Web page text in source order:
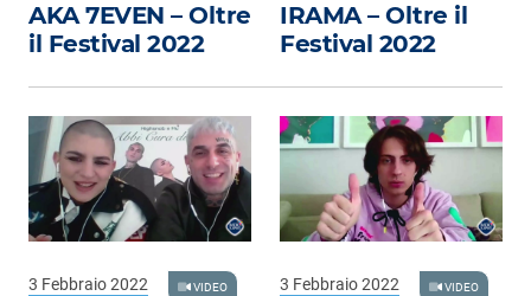
AKA 7EVEN – Oltre
il Festival 2022
IRAMA – Oltre il
Festival 2022
3 Febbraio 2022 VIDEO 3 Febbraio 2022 VIDEO